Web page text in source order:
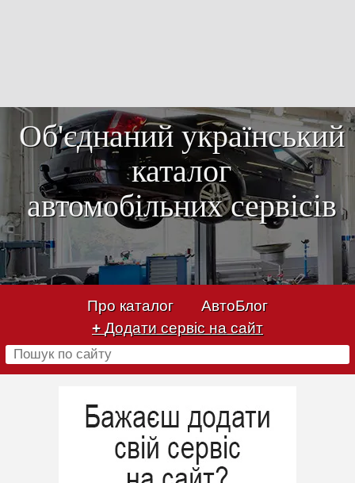
Об'єднаний український
каталог
автомобільних сервісів
Про каталог
АвтоБлог
+ Додати сервіс на сайт